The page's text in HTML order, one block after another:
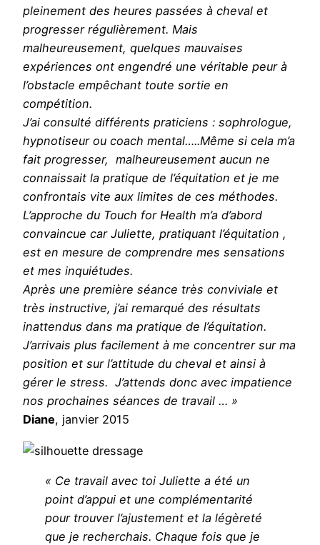
pleinement des heures passées à cheval et
progresser régulièrement. Mais
malheureusement, quelques mauvaises
expériences ont engendré une véritable peur à
l’obstacle empêchant toute sortie en
compétition.
J’ai consulté différents praticiens : sophrologue,
hypnotiseur ou coach mental…..Même si cela m’a
fait progresser, malheureusement aucun ne
connaissait la pratique de l’équitation et je me
confrontais vite aux limites de ces méthodes.
L’approche du Touch for Health m’a d’abord
convaincue car Juliette, pratiquant l’équitation ,
est en mesure de comprendre mes sensations
et mes inquiétudes.
Après une première séance très conviviale et
très instructive, j’ai remarqué des résultats
inattendus dans ma pratique de l’équitation.
J’arrivais plus facilement à me concentrer sur ma
position et sur l’attitude du cheval et ainsi à
gérer le stress. J’attends donc avec impatience
nos prochaines séances de travail … »
Diane, janvier 2015
« Ce travail avec toi Juliette a été un
point d’appui et une complémentarité
pour trouver l’ajustement et la légèreté
que je recherchais. Chaque fois que je